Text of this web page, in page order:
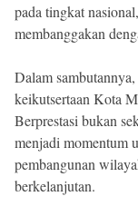
pada tingkat
membanggakan
Dalam
keikutsertaan Kota
Berprestasi bukan
menjadi momentum
pembangunan
berkelanjutan.